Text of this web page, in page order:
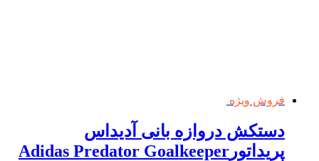
فروش ویژه
دستکش دروازه بانی آدیداس
پریداتورAdidas Predator Goalkeeper